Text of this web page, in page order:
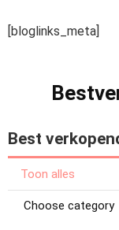
[bloglinks_meta]
Best
Toon alles
Choose category